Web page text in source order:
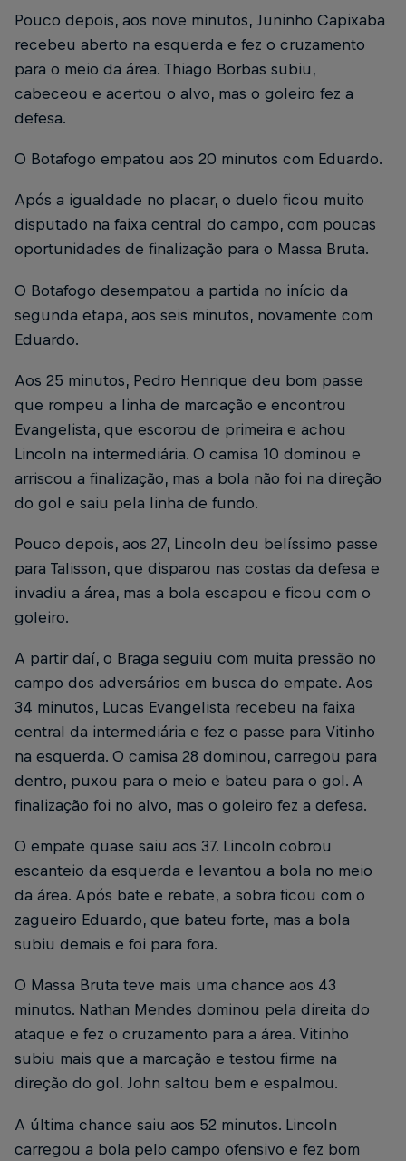
Pouco depois, aos nove minutos, Juninho Capixaba
recebeu aberto na esquerda e fez o cruzamento
para o meio da área. Thiago Borbas subiu,
cabeceou e acertou o alvo, mas o goleiro fez a
defesa.
O Botafogo empatou aos 20 minutos com Eduardo.
Após a igualdade no placar, o duelo ficou muito
disputado na faixa central do campo, com poucas
oportunidades de finalização para o Massa Bruta.
O Botafogo desempatou a partida no início da
segunda etapa, aos seis minutos, novamente com
Eduardo.
Aos 25 minutos, Pedro Henrique deu bom passe
que rompeu a linha de marcação e encontrou
Evangelista, que escorou de primeira e achou
Lincoln na intermediária. O camisa 10 dominou e
arriscou a finalização, mas a bola não foi na direção
do gol e saiu pela linha de fundo.
Pouco depois, aos 27, Lincoln deu belíssimo passe
para Talisson, que disparou nas costas da defesa e
invadiu a área, mas a bola escapou e ficou com o
goleiro.
A partir daí, o Braga seguiu com muita pressão no
campo dos adversários em busca do empate. Aos
34 minutos, Lucas Evangelista recebeu na faixa
central da intermediária e fez o passe para Vitinho
na esquerda. O camisa 28 dominou, carregou para
dentro, puxou para o meio e bateu para o gol. A
finalização foi no alvo, mas o goleiro fez a defesa.
O empate quase saiu aos 37. Lincoln cobrou
escanteio da esquerda e levantou a bola no meio
da área. Após bate e rebate, a sobra ficou com o
zagueiro Eduardo, que bateu forte, mas a bola
subiu demais e foi para fora.
O Massa Bruta teve mais uma chance aos 43
minutos. Nathan Mendes dominou pela direita do
ataque e fez o cruzamento para a área. Vitinho
subiu mais que a marcação e testou firme na
direção do gol. John saltou bem e espalmou.
A última chance saiu aos 52 minutos. Lincoln
carregou a bola pelo campo ofensivo e fez bom